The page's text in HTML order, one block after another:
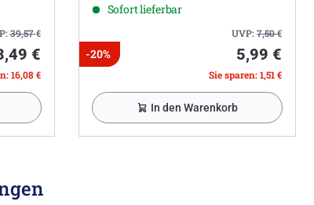
39,57€
€
16,08 €
Sofort lieferbar
UVP:7,50€
-20% 5,99 €
Sie sparen: 1,51 €
In den Warenkorb